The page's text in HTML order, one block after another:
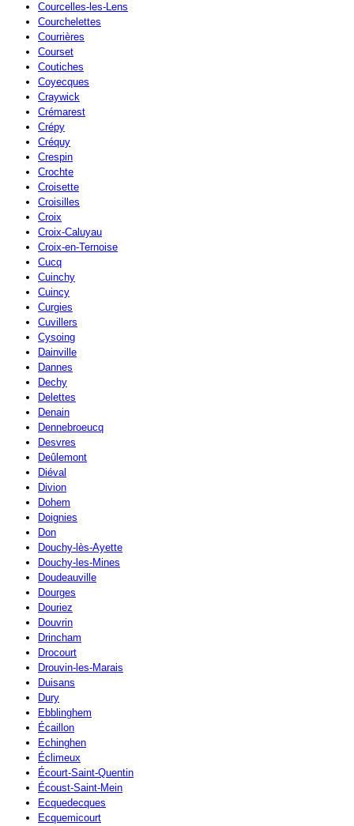
Courcelles-les-Lens
Courchelettes
Courrières
Courset
Coutiches
Coyecques
Craywick
Crémarest
Crépy
Créquy
Crespin
Crochte
Croisette
Croisilles
Croix
Croix-Caluyau
Croix-en-Ternoise
Cucq
Cuinchy
Cuincy
Curgies
Cuvillers
Cysoing
Dainville
Dannes
Dechy
Delettes
Denain
Dennebroeucq
Desvres
Deûlemont
Diéval
Divion
Dohem
Doignies
Don
Douchy-lès-Ayette
Douchy-les-Mines
Doudeauville
Dourges
Douriez
Douvrin
Drincham
Drocourt
Drouvin-les-Marais
Duisans
Dury
Ebblinghem
Écaillon
Echinghen
Éclimeux
Écourt-Saint-Quentin
Écoust-Saint-Mein
Ecquedecques
Ecquemicourt